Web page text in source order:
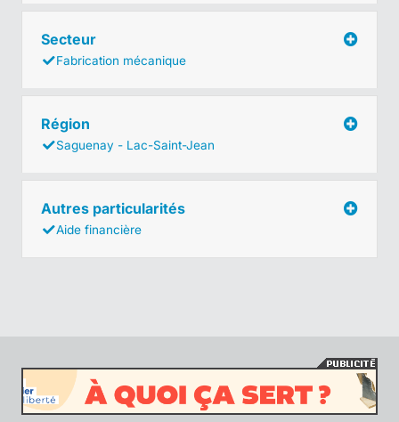
Secteur
Fabrication mécanique
Région
Saguenay - Lac-Saint-Jean
Autres particularités
Aide financière